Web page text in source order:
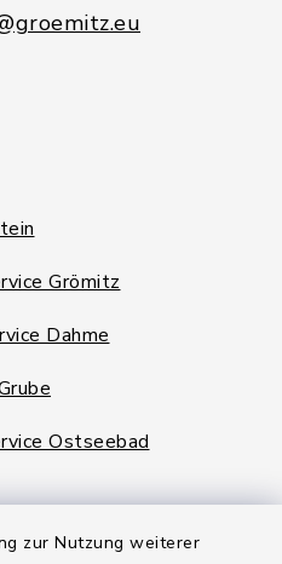
zur Nutzung weiterer
Grömitz
Dahme
Ostseebad